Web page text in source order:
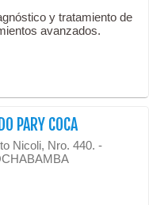
y tratamiento de
avanzados.
PARY COCA
Nicoli, Nro. 440. -